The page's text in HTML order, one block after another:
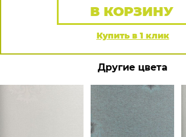
Купить в 1 клик
В КОРЗИНУ
Другие цвета